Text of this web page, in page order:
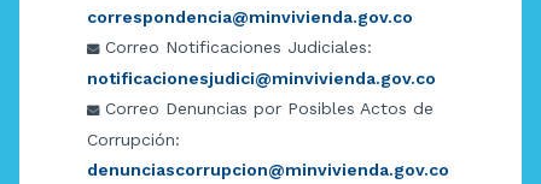
correspondencia@minvivienda.gov.co
Correo Notificaciones Judiciales:
notificacionesjudici@minvivienda.gov.co
Correo Denuncias por Posibles Actos de
Corrupción:
denunciascorrupcion@minvivienda.gov.co